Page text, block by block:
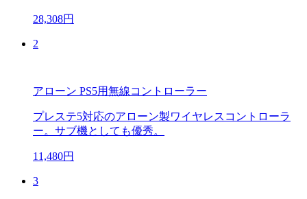
28,308円
2
アローン PS5用無線コントローラー
プレステ5対応のアローン製ワイヤレスコントローラ
ー。サブ機としても優秀。
11,480円
3